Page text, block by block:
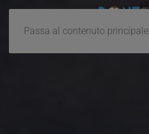
Passa al contenuto principale